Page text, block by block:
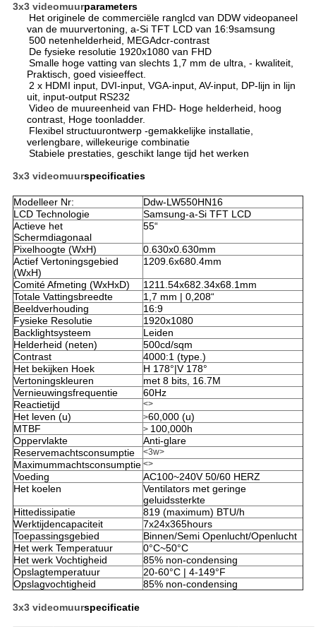
3x3 videomuurparameters
Het originele de commerciële ranglcd van DDW videopaneel
van de muurvertoning, a-Si TFT LCD van 16:9samsung
500 netenhelderheid, MEGAdcr-contrast
De fysieke resolutie 1920x1080 van FHD
Smalle hoge vatting van slechts 1,7 mm de ultra, - kwaliteit,
Praktisch, goed visieeffect.
2 x HDMI input, DVI-input, VGA-input, AV-input, DP-lijn in lijn
uit, input-output RS232
Video de muureenheid van FHD- Hoge helderheid, hoog
contrast, Hoge toonladder.
Flexibel structuurontwerp -gemakkelijke installatie,
verlengbare, willekeurige combinatie
Stabiele prestaties, geschikt lange tijd het werken
3x3 videomuurspecificaties
Modelleer Nr:
Ddw-LW550HN16
LCD Technologie
Samsung-a-Si TFT LCD
Actieve het
Schermdiagonaal
55“
Pixelhoogte (WxH)
0.630x0.630mm
Actief Vertoningsgebied
(WxH)
1209.6x680.4mm
Comité Afmeting (WxHxD)
1211.54x682.34x68.1mm
Totale Vattingsbreedte
1,7 mm | 0,208“
Beeldverhouding
16:9
Fysieke Resolutie
1920x1080
Backlightsysteem
Leiden
Helderheid (neten)
500cd/sqm
Contrast
4000:1 (type.)
Het bekijken Hoek
H 178°|V 178°
Vertoningskleuren
met 8 bits, 16.7M
Vernieuwingsfrequentie
60Hz
Reactietijd
<>
Het leven (u) >60,000 (u)
MTBF
> 100,000h
Oppervlakte
Anti-glare
Reservemachtsconsumptie
<3w>
Maximummachtsconsumptie <>
Voeding
AC100~240V 50/60 HERZ
Het koelen
Ventilators met geringe
geluidssterkte
Hittedissipatie
819 (maximum) BTU/h
Werktijdencapaciteit
7x24x365hours
Toepassingsgebied
Binnen/Semi Openlucht/Openlucht
Het werk Temperatuur
0°C~50°C
Het werk Vochtigheid
85% non-condensing
Opslagtemperatuur
20-60°C | 4-149°F
Opslagvochtigheid
85% non-condensing
3x3 videomuurspecificatie